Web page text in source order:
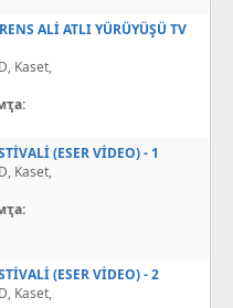
ALİ ATLI YÜRÜYÜŞÜ TV
Kaset,
(ESER VİDEO) - 1
Kaset,
(ESER VİDEO) - 2
Kaset,